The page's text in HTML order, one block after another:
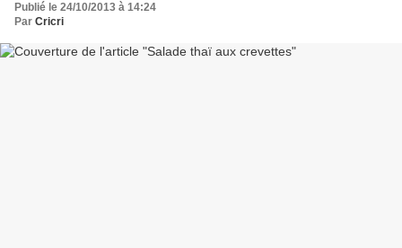
Publié le 24/10/2013 à 14:24
Par Cricri